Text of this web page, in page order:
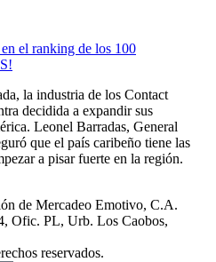
la industria de los Contact
decidida a expandir sus
Leonel Barradas, General
que el país caribeño tiene las
a pisar fuerte en la región.
de Mercadeo Emotivo, C.A.
Ofic. PL, Urb. Los Caobos,
reservados.